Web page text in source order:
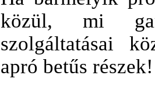
közül, mi
szolgáltatásai
apró betűs részek!